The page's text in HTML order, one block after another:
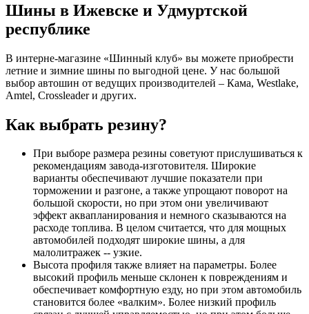
Шины в Ижевске и Удмуртской
республике
В интерне-магазине «Шинный клуб» вы можете приобрести
летние и зимние шины по выгодной цене. У нас большой
выбор автошин от ведущих производителей – Кама, Westlake,
Amtel, Crossleader и других.
Как выбрать резину?
При выборе размера резины советуют прислушиваться к
рекомендациям завода-изготовителя. Широкие
варианты обеспечивают лучшие показатели при
торможении и разгоне, а также упрощают поворот на
большой скорости, но при этом они увеличивают
эффект аквапланирования и немного сказываются на
расходе топлива. В целом считается, что для мощных
автомобилей подходят широкие шины, а для
малолитражек -- узкие.
Высота профиля также влияет на параметры. Более
высокий профиль меньше склонен к повреждениям и
обеспечивает комфортную езду, но при этом автомобиль
становится более «валким». Более низкий профиль